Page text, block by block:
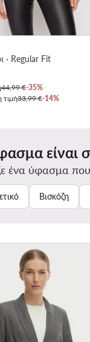
· Regular Fit
44,99 €-35%
τιμή33,99 €-14%
είναι
ένα ύφασμα
Βισκόζη